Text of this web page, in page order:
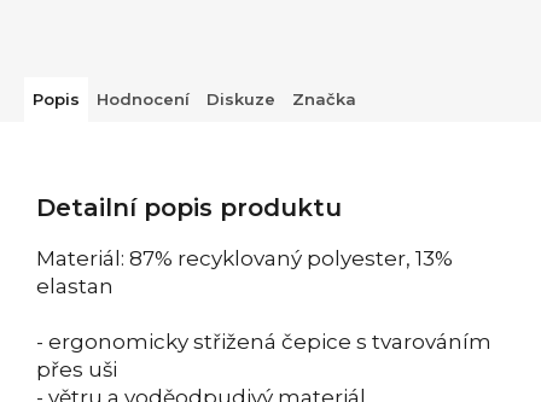
Popis Hodnocení Diskuze Značka
Detailní popis produktu
Materiál: 87% recyklovaný polyester, 13%
elastan
- ergonomicky střižená čepice s tvarováním
přes uši